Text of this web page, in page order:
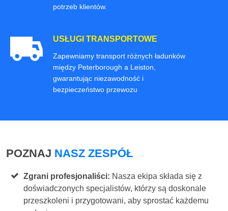
potrzeb klientów.
USŁUGI TRANSPORTOWE
Zapewniamy transport różnych ładunków
między Peterborough a Leiston,
gwarantując niezawodność i
bezpieczeństwo przewozu
POZNAJ NASZ ZESPÓŁ
Zgrani profesjonaliści: Nasza ekipa składa się z
doświadczonych specjalistów, którzy są doskonale
przeszkoleni i przygotowani, aby sprostać każdemu